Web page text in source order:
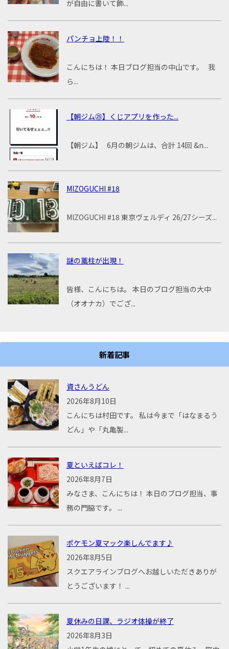
が自由に書いて飾...
パンチョ上陸！！
こんにちは！ 本日ブログ担当の中山です。 我
ら...
【朝ジム㉕】くじアプリを作った...
【朝ジム】 6月の朝ジムは、合計 14回 &n...
MIZOGUCHI #18
MIZOGUCHI #18 東京ヴェルディ 26/27シーズ...
謎の藁柱が出現！
皆様、こんにちは。 本日のブログ担当の大中
（オオナカ）でござ...
新着記事
資さんうどん
2026年8月10日
こんにちは村田です。 私は今まで「はなまるう
どん」や「丸亀製...
夏といえばコレ！
2026年8月7日
みなさま、こんにちは！ 本日のブログ担当、事
務の門脇です。 ...
ポケモン夏マック楽しんでます♪
2026年8月5日
スクエアラインブログへお越しいただきありが
とうございます！ ...
夏休みの日課、ラジオ体操が終了
2026年8月3日